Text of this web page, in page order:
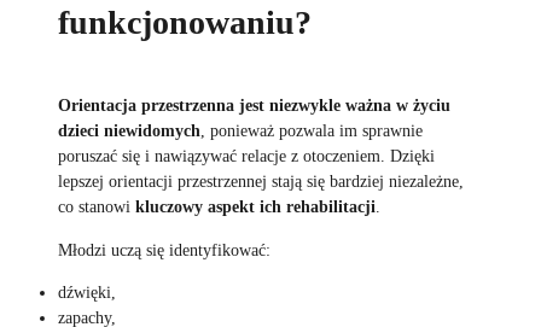
funkcjonowaniu?
Orientacja przestrzenna jest niezwykle ważna w życiu
dzieci niewidomych, ponieważ pozwala im sprawnie
poruszać się i nawiązywać relacje z otoczeniem. Dzięki
lepszej orientacji przestrzennej stają się bardziej niezależne,
co stanowi kluczowy aspekt ich rehabilitacji.
Młodzi uczą się identyfikować:
dźwięki,
zapachy,